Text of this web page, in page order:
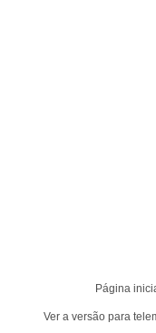
Página
Ver a versão para